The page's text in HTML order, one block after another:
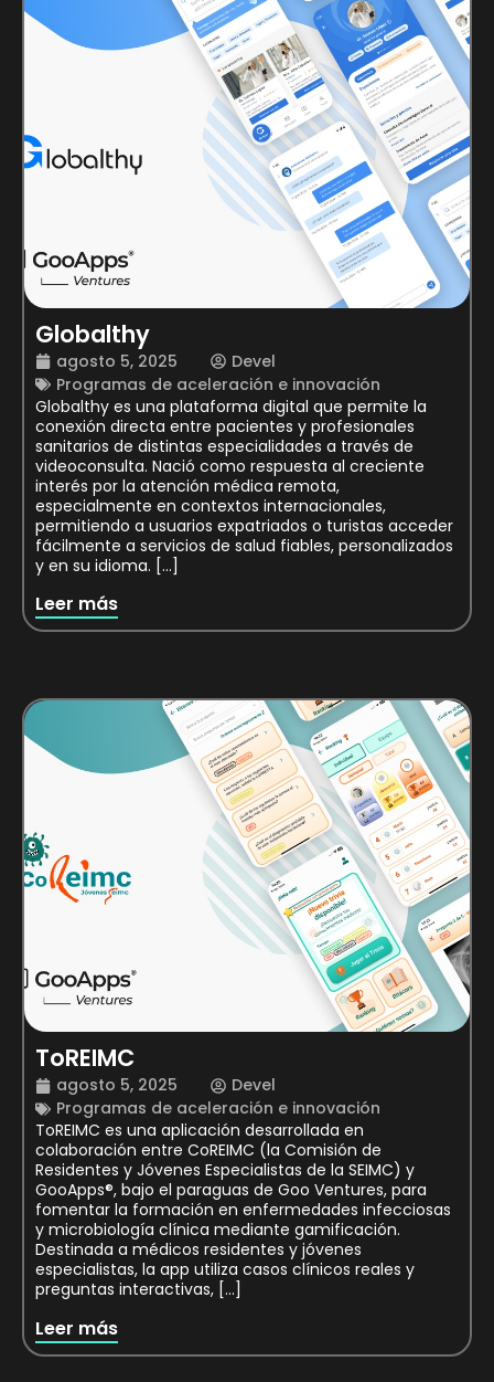
Globalthy
agosto 5, 2025
Devel
Programas de aceleración e innovación
Globalthy es una plataforma digital que permite la
conexión directa entre pacientes y profesionales
sanitarios de distintas especialidades a través de
videoconsulta. Nació como respuesta al creciente
interés por la atención médica remota,
especialmente en contextos internacionales,
permitiendo a usuarios expatriados o turistas acceder
fácilmente a servicios de salud fiables, personalizados
y en su idioma. […]
Leer más
ToREIMC
agosto 5, 2025
Devel
Programas de aceleración e innovación
ToREIMC es una aplicación desarrollada en
colaboración entre CoREIMC (la Comisión de
Residentes y Jóvenes Especialistas de la SEIMC) y
GooApps®, bajo el paraguas de Goo Ventures, para
fomentar la formación en enfermedades infecciosas
y microbiología clínica mediante gamificación.
Destinada a médicos residentes y jóvenes
especialistas, la app utiliza casos clínicos reales y
preguntas interactivas, […]
Leer más